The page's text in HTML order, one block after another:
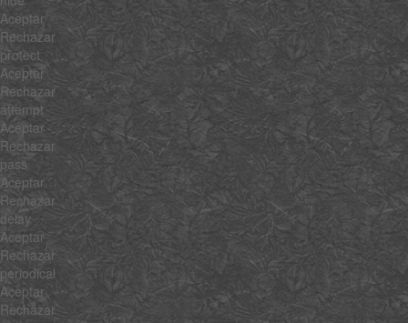
Aceptar
Rechazar
protect
Aceptar
Rechazar
attempt
Aceptar
Rechazar
pass
Aceptar
Rechazar
delay
Aceptar
Rechazar
periodical
Aceptar
Rechazar